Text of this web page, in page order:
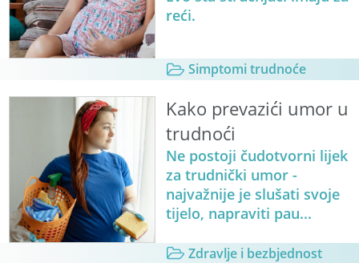
reći.
Simptomi trudnoće
Kako prevazići umor u
trudnoći
Ne postoji čudotvorni lijek
za trudnički umor -
najvažnije je slušati svoje
tijelo, napraviti pau...
Zdravlje i bezbjednost